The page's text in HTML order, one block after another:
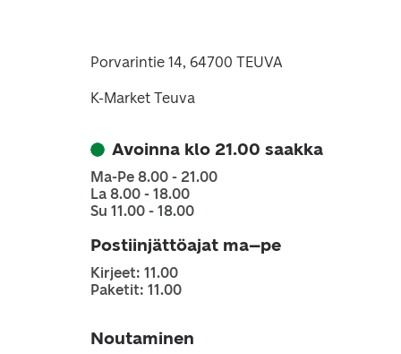
Porvarintie 14, 64700 TEUVA
K-Market Teuva
Avoinna klo 21.00 saakka
Ma-Pe 8.00 - 21.00
La 8.00 - 18.00
Su 11.00 - 18.00
Postiinjättöajat ma–pe
Kirjeet: 11.00
Paketit: 11.00
Noutaminen